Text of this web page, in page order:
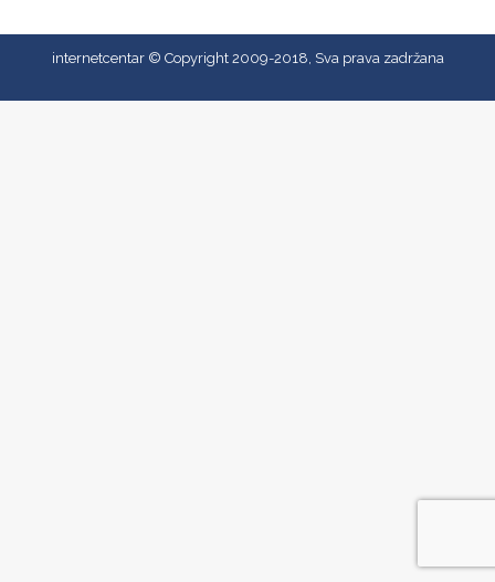
internetcentar © Copyright 2009-2018, Sva prava zadržana